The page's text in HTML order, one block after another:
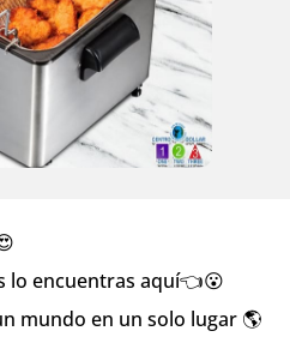
lo encuentras aquí👈😮
mundo en un solo lugar 🌎